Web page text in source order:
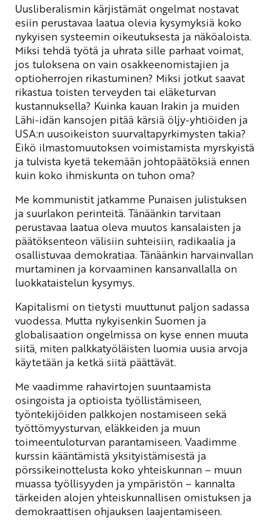
Uusliberalismin kärjistämät ongelmat nostavat
esiin perustavaa laatua olevia kysymyksiä koko
nykyisen systeemin oikeutuksesta ja näköaloista.
Miksi tehdä työtä ja uhrata sille parhaat voimat,
jos tuloksena on vain osakkeenomistajien ja
optioherrojen rikastuminen? Miksi jotkut saavat
rikastua toisten terveyden tai eläketurvan
kustannuksella? Kuinka kauan Irakin ja muiden
Lähi-idän kansojen pitää kärsiä öljy-yhtiöiden ja
USA:n uusoikeiston suurvaltapyrkimysten takia?
Eikö ilmastomuutoksen voimistamista myrskyistä
ja tulvista kyetä tekemään johtopäätöksiä ennen
kuin koko ihmiskunta on tuhon oma?
Me kommunistit jatkamme Punaisen julistuksen
ja suurlakon perinteitä. Tänäänkin tarvitaan
perustavaa laatua oleva muutos kansalaisten ja
päätöksenteon välisiin suhteisiin, radikaalia ja
osallistuvaa demokratiaa. Tänäänkin harvainvallan
murtaminen ja korvaaminen kansanvallalla on
luokkataistelun kysymys.
Kapitalismi on tietysti muuttunut paljon sadassa
vuodessa. Mutta nykyisenkin Suomen ja
globalisaation ongelmissa on kyse ennen muuta
siitä, miten palkkatyöläisten luomia uusia arvoja
käytetään ja ketkä siitä päättävät.
Me vaadimme rahavirtojen suuntaamista
osingoista ja optioista työllistämiseen,
työntekijöiden palkkojen nostamiseen sekä
työttömyysturvan, eläkkeiden ja muun
toimeentuloturvan parantamiseen. Vaadimme
kurssin kääntämistä yksityistämisestä ja
pörssikeinottelusta koko yhteiskunnan – muun
muassa työllisyyden ja ympäristön – kannalta
tärkeiden alojen yhteiskunnallisen omistuksen ja
demokraattisen ohjauksen laajentamiseen.